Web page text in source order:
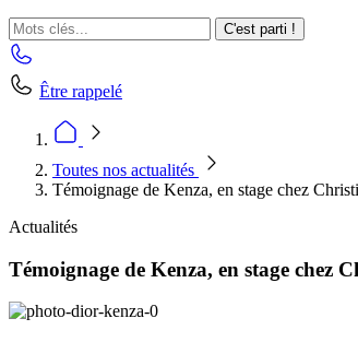
C'est parti !
Être rappelé
Toutes nos actualités
Témoignage de Kenza, en stage chez
Actualités
Témoignage de Kenza, en stage chez